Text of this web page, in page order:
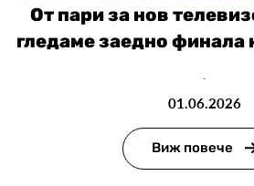
От пари за нов
гледаме заедно финала
.
01.06.2026
Виж повече